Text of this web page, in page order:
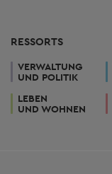
RESSORTS
VERWALTUNG
UND POLITIK
LEBEN
UND WOHNEN